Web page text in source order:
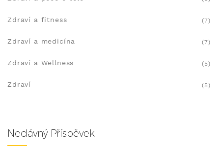
Zdraví a fitness (7)
Zdraví a medicína (7)
Zdraví a Wellness (5)
Zdraví (5)
Nedávný Příspěvek